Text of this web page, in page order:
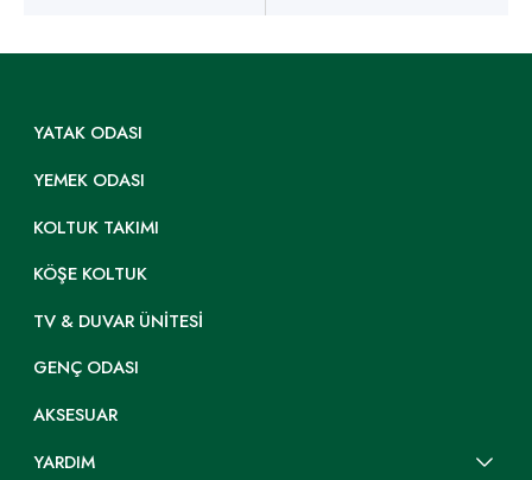
YATAK ODASI
YEMEK ODASI
KOLTUK TAKIMI
KÖŞE KOLTUK
TV & DUVAR ÜNITESI
GENÇ ODASI
AKSESUAR
YARDIM